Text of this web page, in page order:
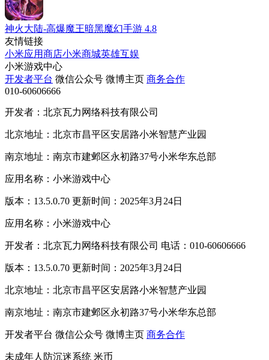
神火大陆-高爆魔王暗黑魔幻手游 4.8
友情链接
小米应用商店小米商城英雄互娱
小米游戏中心
开发者平台 微信公众号 微博主页 商务合作
010-60606666
开发者：北京瓦力网络科技有限公司
北京地址：北京市昌平区安居路小米智慧产业园
南京地址：南京市建邺区永初路37号小米华东总部
应用名称：小米游戏中心
版本：13.5.0.70 更新时间：2025年3月24日
应用名称：小米游戏中心
开发者：北京瓦力网络科技有限公司 电话：010-60606666
版本：13.5.0.70 更新时间：2025年3月24日
北京地址：北京市昌平区安居路小米智慧产业园
南京地址：南京市建邺区永初路37号小米华东总部
开发者平台 微信公众号 微博主页 商务合作
未成年人防沉迷系统 米币